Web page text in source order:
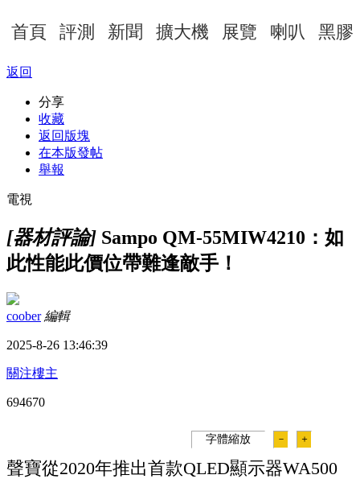
首頁 評測 新聞 擴大機 展覽 喇叭 黑膠
返回
分享
收藏
返回版塊
在本版發帖
舉報
電視
[器材評論] Sampo QM-55MIW4210：如
此性能此價位帶難逢敵手！
coober 編輯
2025-8-26 13:46:39
關注樓主
694670
字體縮放 － ＋
聲寶從2020年推出首款QLED顯示器WA500